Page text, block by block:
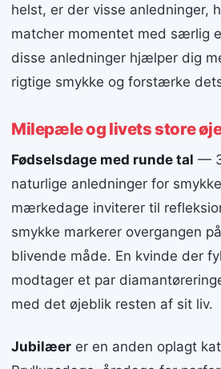
helst, er der visse anledninger,
matcher momentet med særlig
disse anledninger hjælper dig
rigtige smykke og forstærke
Milepæle og livets store
Fødselsdage med runde tal —
naturlige anledninger for
mærkedage inviterer til
smykke markerer overgangen
blivende måde. En kvinde der
modtager et par
med det øjeblik resten af sit liv.
Jubilæer er en anden oplagt